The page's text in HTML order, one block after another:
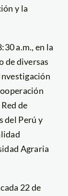
y la
a.m., en la
de diversas
de
del Perú y
Agraria
22 de